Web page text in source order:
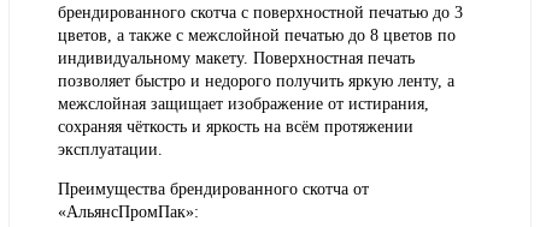
брендированного скотча с поверхностной печатью до 3
цветов , а также с межслойной печатью до 8 цветов по
индивидуальному макету. Поверхностная печать
позволяет быстро и недорого получить яркую ленту, а
межслойная защищает изображение от истирания,
сохраняя чёткость и яркость на всём протяжении
эксплуатации.
Преимущества брендированного скотча от
«АльянсПромПак»: